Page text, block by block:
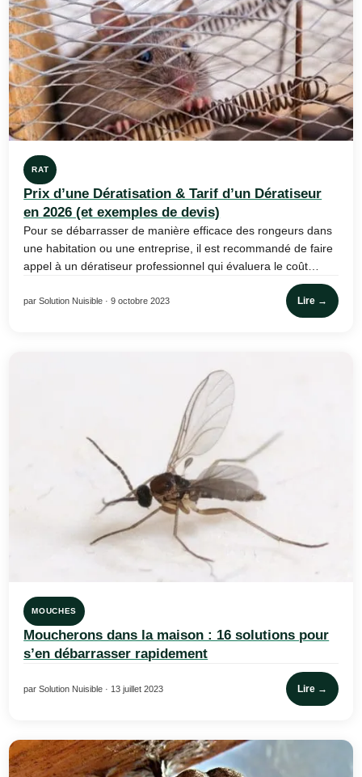
RAT
Prix d’une Dératisation & Tarif d’un Dératiseur
en 2026 (et exemples de devis)
Pour se débarrasser de manière efficace des rongeurs dans
une habitation ou une entreprise, il est recommandé de faire
appel à un dératiseur professionnel qui évaluera le coût…
par Solution Nuisible · 9 octobre 2023 Lire →
MOUCHES
Moucherons dans la maison : 16 solutions pour
s’en débarrasser rapidement
par Solution Nuisible · 13 juillet 2023 Lire →